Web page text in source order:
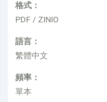
格式：
PDF / ZINIO
語言：
繁體中文
頻率：
單本